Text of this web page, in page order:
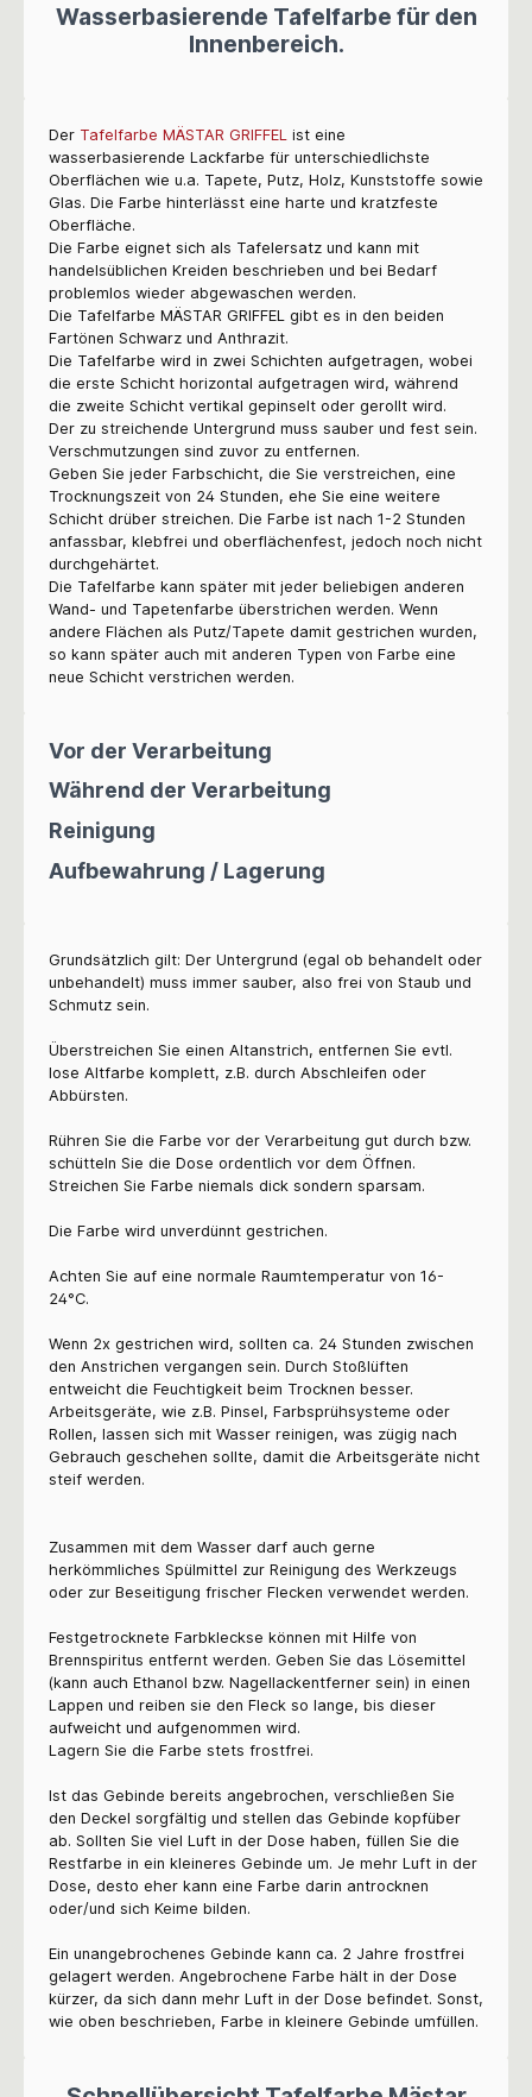
Wasserbasierende Tafelfarbe für den
Innenbereich.
Der Tafelfarbe MÄSTAR GRIFFEL ist eine
wasserbasierende Lackfarbe für unterschiedlichste
Oberflächen wie u.a. Tapete, Putz, Holz, Kunststoffe sowie
Glas. Die Farbe hinterlässt eine harte und kratzfeste
Oberfläche.
Die Farbe eignet sich als Tafelersatz und kann mit
handelsüblichen Kreiden beschrieben und bei Bedarf
problemlos wieder abgewaschen werden.
Die Tafelfarbe MÄSTAR GRIFFEL gibt es in den beiden
Fartönen Schwarz und Anthrazit.
Die Tafelfarbe wird in zwei Schichten aufgetragen, wobei
die erste Schicht horizontal aufgetragen wird, während
die zweite Schicht vertikal gepinselt oder gerollt wird.
Der zu streichende Untergrund muss sauber und fest sein.
Verschmutzungen sind zuvor zu entfernen.
Geben Sie jeder Farbschicht, die Sie verstreichen, eine
Trocknungszeit von 24 Stunden, ehe Sie eine weitere
Schicht drüber streichen. Die Farbe ist nach 1-2 Stunden
anfassbar, klebfrei und oberflächenfest, jedoch noch nicht
durchgehärtet.
Die Tafelfarbe kann später mit jeder beliebigen anderen
Wand- und Tapetenfarbe überstrichen werden. Wenn
andere Flächen als Putz/Tapete damit gestrichen wurden,
so kann später auch mit anderen Typen von Farbe eine
neue Schicht verstrichen werden.
Vor der Verarbeitung
Während der Verarbeitung
Reinigung
Aufbewahrung / Lagerung
Grundsätzlich gilt: Der Untergrund (egal ob behandelt oder
unbehandelt) muss immer sauber, also frei von Staub und
Schmutz sein.
Überstreichen Sie einen Altanstrich, entfernen Sie evtl.
lose Altfarbe komplett, z.B. durch Abschleifen oder
Abbürsten.
Rühren Sie die Farbe vor der Verarbeitung gut durch bzw.
schütteln Sie die Dose ordentlich vor dem Öffnen.
Streichen Sie Farbe niemals dick sondern sparsam.
Die Farbe wird unverdünnt gestrichen.
Achten Sie auf eine normale Raumtemperatur von 16-
24°C.
Wenn 2x gestrichen wird, sollten ca. 24 Stunden zwischen
den Anstrichen vergangen sein. Durch Stoßlüften
entweicht die Feuchtigkeit beim Trocknen besser.
Arbeitsgeräte, wie z.B. Pinsel, Farbsprühsysteme oder
Rollen, lassen sich mit Wasser reinigen, was zügig nach
Gebrauch geschehen sollte, damit die Arbeitsgeräte nicht
steif werden.
Zusammen mit dem Wasser darf auch gerne
herkömmliches Spülmittel zur Reinigung des Werkzeugs
oder zur Beseitigung frischer Flecken verwendet werden.
Festgetrocknete Farbkleckse können mit Hilfe von
Brennspiritus entfernt werden. Geben Sie das Lösemittel
(kann auch Ethanol bzw. Nagellackentferner sein) in einen
Lappen und reiben sie den Fleck so lange, bis dieser
aufweicht und aufgenommen wird.
Lagern Sie die Farbe stets frostfrei.
Ist das Gebinde bereits angebrochen, verschließen Sie
den Deckel sorgfältig und stellen das Gebinde kopfüber
ab. Sollten Sie viel Luft in der Dose haben, füllen Sie die
Restfarbe in ein kleineres Gebinde um. Je mehr Luft in der
Dose, desto eher kann eine Farbe darin antrocknen
oder/und sich Keime bilden.
Ein unangebrochenes Gebinde kann ca. 2 Jahre frostfrei
gelagert werden. Angebrochene Farbe hält in der Dose
kürzer, da sich dann mehr Luft in der Dose befindet. Sonst,
wie oben beschrieben, Farbe in kleinere Gebinde umfüllen.